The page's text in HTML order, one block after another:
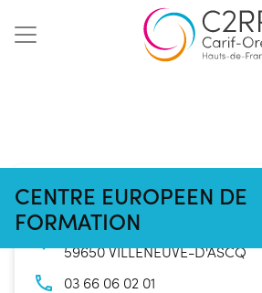
Aller
au
contenu
CENTRE EUROPEEN DE
FORMATION
Coordonnées de l'organisme
19/21 Rue Nicolas Appert
59650 VILLENEUVE-D'ASCQ
03 66 06 02 01